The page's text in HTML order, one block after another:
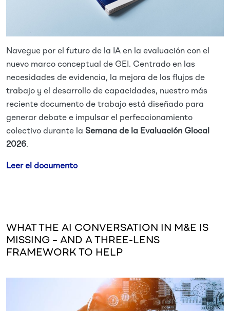
Navegue por el futuro de la IA en la evaluación con el
nuevo marco conceptual de GEI. Centrado en las
necesidades de evidencia, la mejora de los flujos de
trabajo y el desarrollo de capacidades, nuestro más
reciente documento de trabajo está diseñado para
generar debate e impulsar el perfeccionamiento
colectivo durante la Semana de la Evaluación Glocal
2026.
Leer el documento
WHAT THE AI CONVERSATION IN M&E IS
MISSING – AND A THREE-LENS
FRAMEWORK TO HELP